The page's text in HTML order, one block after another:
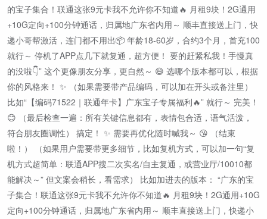
的宝子集合！联通这张9元卡我不允许你不知道🔥 月租9块！2G通用
+10G定向+100分钟通话，归属地广东省内用～ 顺丰直接送上门，快
递小哥帮激活，连门都不用出📦 年龄18-60岁，合约3个月，首充100
就行～ 停机了APP点几下就复通，超方便！ 要的赶紧私我！手慢真
的没啦👇” 这个更像朋友分享，更自然～ 😄 选哪个版本都可以，根据
你的风格来！ ✨ （如果需要带产品编码，可以加在开头或备注里）
比如“【编码71522｜联通年卡】广东宝子专属福利🔥” 就行～ 完美！
😊 （最后检查一遍：所有关键信息都有，表情包合适，语气活泼，
符合朋友圈调性） 搞定！ ✨ 需要再优化随时喊我～ 😘 （结束
啦！） （如果用户需要带更多细节，比如复机方式，可以加一句“复
机方式超简单：联通APP搜二次实名/自主复通，或营业厅/10010都
能解决～” 但文案会稍长，看需求） 比如加进去的版本： “广东的宝
子集合！联通这张9元卡我不允许你不知道🔥 月租9块！2G通用+10G
定向+100分钟通话，归属地广东省内用～ 顺丰直接送上门，快递小